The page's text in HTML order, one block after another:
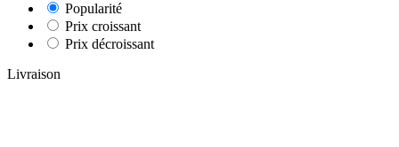
Popularité
Prix croissant
Prix décroissant
Livraison